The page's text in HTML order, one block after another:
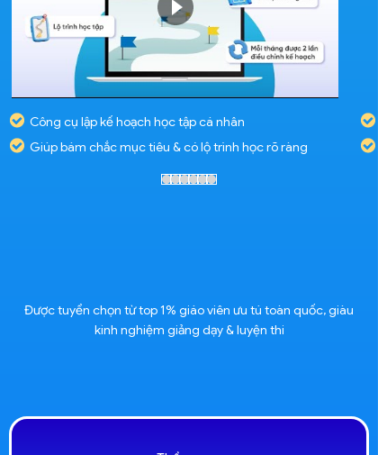
Công cụ lập kế hoạch học tập cá nhân
Giúp bám chắc mục tiêu & có lộ trình học rõ ràng
Được tuyển chọn từ top 1% giáo viên ưu tú toàn quốc, giàu
kinh nghiệm giảng dạy & luyện thi